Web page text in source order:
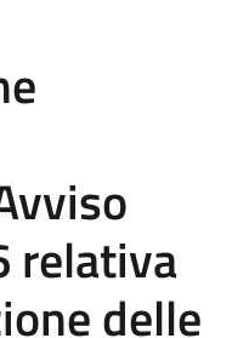
relativa
delle